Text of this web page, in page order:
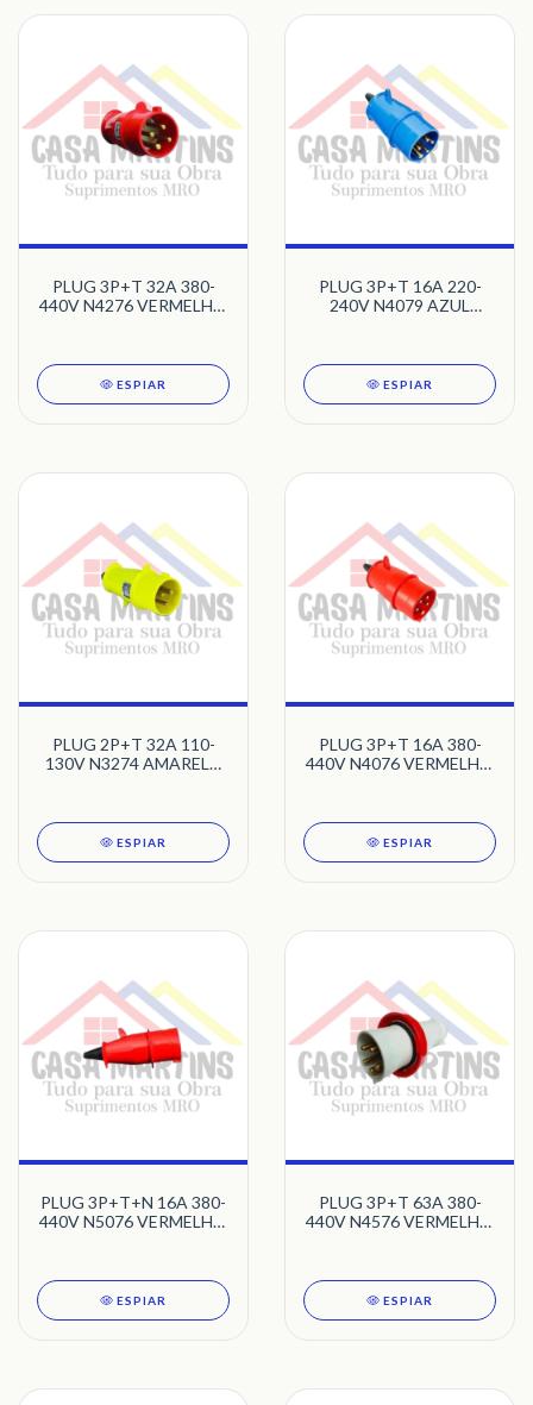
PLUG 3P+T 32A 380-
440V N4276 VERMELHO
ESPIAR
PLUG 3P+T 16A 220-
240V N4079 AZUL
ESPIAR
PLUG 2P+T 32A 110-
130V N3274 AMARELO
ESPIAR
PLUG 3P+T 16A 380-
440V N4076 VERMELHO
ESPIAR
PLUG 3P+T+N 16A 380-
440V N5076 VERMELHO
ESPIAR
PLUG 3P+T 63A 380-
440V N4576 VERMELHO
ESPIAR